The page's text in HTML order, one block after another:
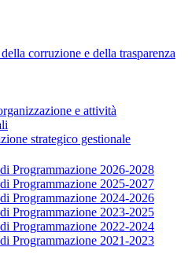
corruzione e della trasparenza
e attività
strategico gestionale
Programmazione 2026-2028
Programmazione 2025-2027
Programmazione 2024-2026
Programmazione 2023-2025
Programmazione 2022-2024
Programmazione 2021-2023